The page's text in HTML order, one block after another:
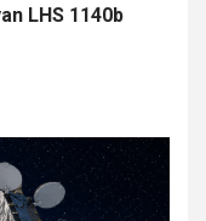
LHS 1140b